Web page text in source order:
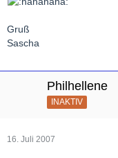
Gruß
Sascha
Philhellene
INAKTIV
16. Juli 2007